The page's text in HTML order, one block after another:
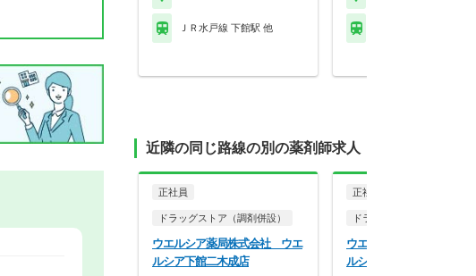
ＪＲ水戸線 下館駅 他
近隣の同じ路線の別の薬剤師求人
正社員
ドラッグストア（調剤併設）
ウエルシア薬局株式会社 ウエ
ルシア下館二木成店
正社員
ドラッグストア（調剤併設
ウエルシア薬局株式会社
ルシア筑西協和店